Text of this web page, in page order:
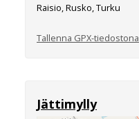
Raisio, Rusko, Turku
Tallenna GPX-tiedostona
Jättimylly